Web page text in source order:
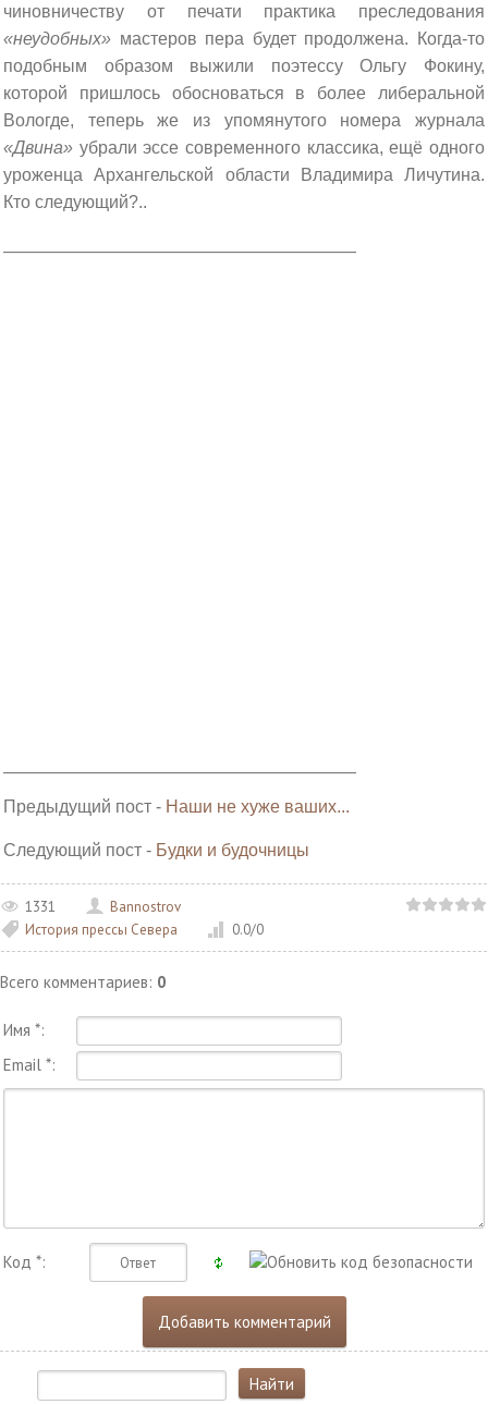
чиновничеству от печати практика преследования
«неудобных» мастеров пера будет продолжена. Когда-то
подобным образом выжили поэтессу Ольгу Фокину,
которой пришлось обосноваться в более либеральной
Вологде, теперь же из упомянутого номера журнала
«Двина» убрали эссе современного классика, ещё одного
уроженца Архангельской области Владимира Личутина.
Кто следующий?..
Предыдущий пост - Наши не хуже ваших...
Следующий пост - Будки и будочницы
1331
Bannostrov
История прессы Севера
0.0/0
Всего комментариев: 0
Имя *:
Email *:
Код *: